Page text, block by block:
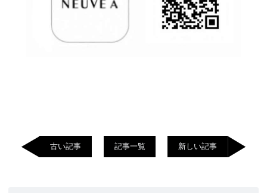
古い記事 記事一覧 新しい記事